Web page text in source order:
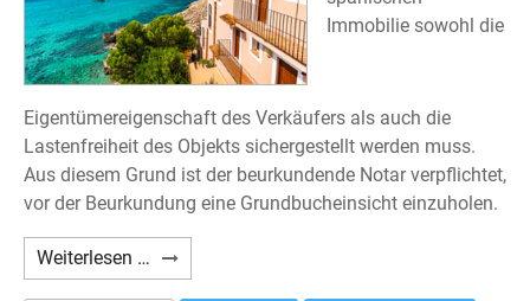
Immobilie sowohl die
Eigentümereigenschaft des Verkäufers als auch die
Lastenfreiheit des Objekts sichergestellt werden muss.
Aus diesem Grund ist der beurkundende Notar verpflichtet,
vor der Beurkundung eine Grundbucheinsicht einzuholen.
Weiterlesen … Erwerb
einer